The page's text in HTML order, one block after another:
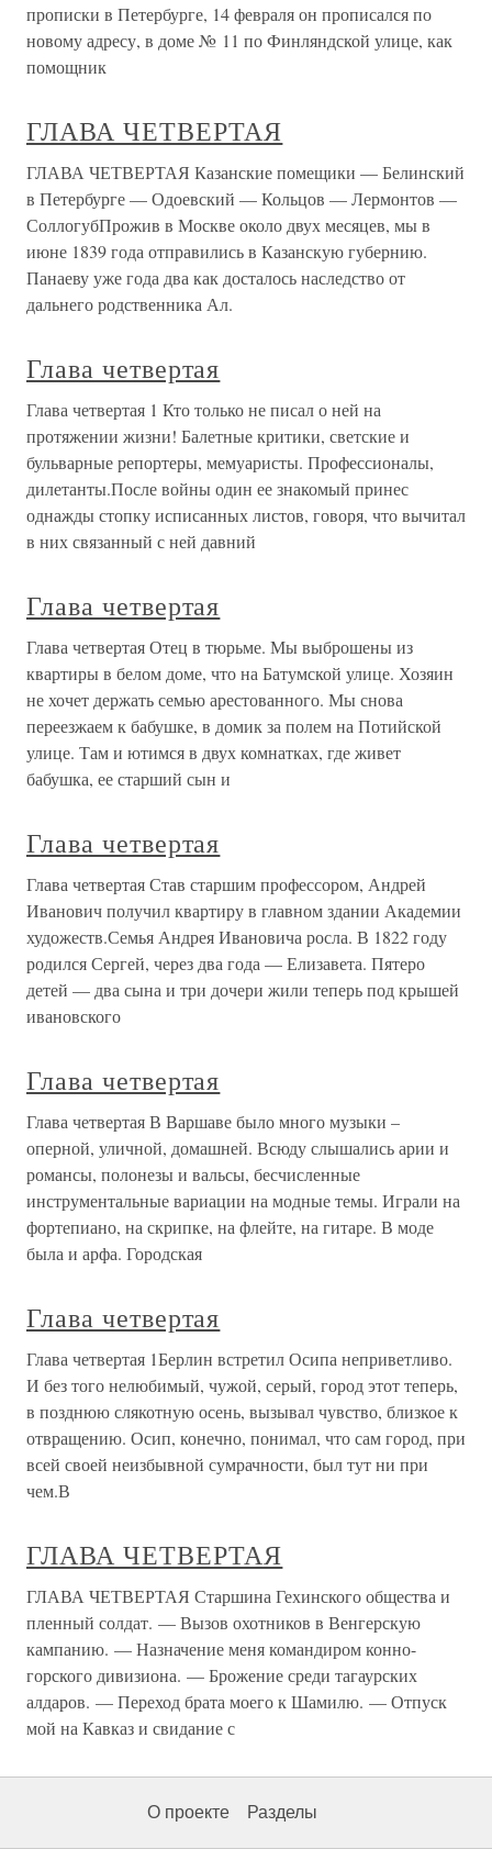
прописки в Петербурге, 14 февраля он прописался по
новому адресу, в доме № 11 по Финляндской улице, как
помощник
ГЛАВА ЧЕТВЕРТАЯ
ГЛАВА ЧЕТВЕРТАЯ Казанские помещики — Белинский
в Петербурге — Одоевский — Кольцов — Лермонтов —
СоллогубПрожив в Москве около двух месяцев, мы в
июне 1839 года отправились в Казанскую губернию.
Панаеву уже года два как досталось наследство от
дальнего родственника Ал.
Глава четвертая
Глава четвертая 1 Кто только не писал о ней на
протяжении жизни! Балетные критики, светские и
бульварные репортеры, мемуаристы. Профессионалы,
дилетанты.После войны один ее знакомый принес
однажды стопку исписанных листов, говоря, что вычитал
в них связанный с ней давний
Глава четвертая
Глава четвертая Отец в тюрьме. Мы выброшены из
квартиры в белом доме, что на Батумской улице. Хозяин
не хочет держать семью арестованного. Мы снова
переезжаем к бабушке, в домик за полем на Потийской
улице. Там и ютимся в двух комнатках, где живет
бабушка, ее старший сын и
Глава четвертая
Глава четвертая Став старшим профессором, Андрей
Иванович получил квартиру в главном здании Академии
художеств.Семья Андрея Ивановича росла. В 1822 году
родился Сергей, через два года — Елизавета. Пятеро
детей — два сына и три дочери жили теперь под крышей
ивановского
Глава четвертая
Глава четвертая В Варшаве было много музыки –
оперной, уличной, домашней. Всюду слышались арии и
романсы, полонезы и вальсы, бесчисленные
инструментальные вариации на модные темы. Играли на
фортепиано, на скрипке, на флейте, на гитаре. В моде
была и арфа. Городская
Глава четвертая
Глава четвертая 1Берлин встретил Осипа неприветливо.
И без того нелюбимый, чужой, серый, город этот теперь,
в позднюю слякотную осень, вызывал чувство, близкое к
отвращению. Осип, конечно, понимал, что сам город, при
всей своей неизбывной сумрачности, был тут ни при
чем.В
ГЛАВА ЧЕТВЕРТАЯ
ГЛАВА ЧЕТВЕРТАЯ Старшина Гехинского общества и
пленный солдат. — Вызов охотников в Венгерскую
кампанию. — Назначение меня командиром конно-
горского дивизиона. — Брожение среди тагаурских
алдаров. — Переход брата моего к Шамилю. — Отпуск
мой на Кавказ и свидание с
О проекте Разделы